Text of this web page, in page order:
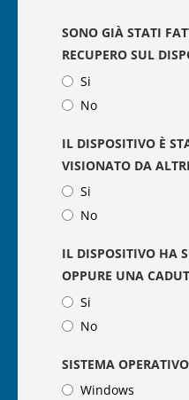
SONO GIÀ STATI
RECUPERO SUL
Si
No
IL DISPOSITIVO È
VISIONATO DA
Si
No
IL DISPOSITIVO HA
OPPURE UNA
Si
No
SISTEMA
Windows